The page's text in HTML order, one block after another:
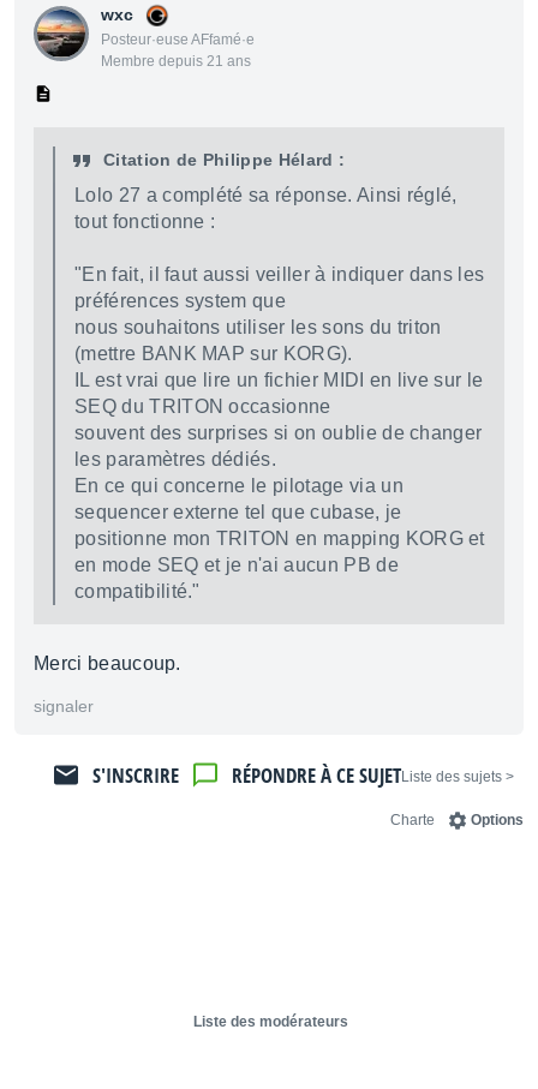
wxc
Posteur·euse AFfamé·e
Membre depuis 21 ans
Citation de Philippe Hélard :
Lolo 27 a complété sa réponse. Ainsi réglé,
tout fonctionne :
"En fait, il faut aussi veiller à indiquer dans les
préférences system que
nous souhaitons utiliser les sons du triton
(mettre BANK MAP sur KORG).
IL est vrai que lire un fichier MIDI en live sur le
SEQ du TRITON occasionne
souvent des surprises si on oublie de changer
les paramètres dédiés.
En ce qui concerne le pilotage via un
sequencer externe tel que cubase, je
positionne mon TRITON en mapping KORG et
en mode SEQ et je n'ai aucun PB de
compatibilité."
Merci beaucoup.
signaler
< Liste des sujets
RÉPONDRE À CE SUJET
S'INSCRIRE
Options
Charte
Liste des modérateurs